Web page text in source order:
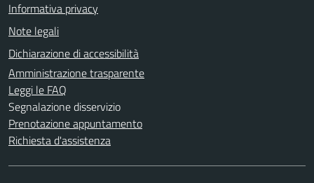
Informativa privacy
Note legali
Dichiarazione di accessibilità
Amministrazione trasparente
Leggi le FAQ
Segnalazione disservizio
Prenotazione appuntamento
Richiesta d'assistenza